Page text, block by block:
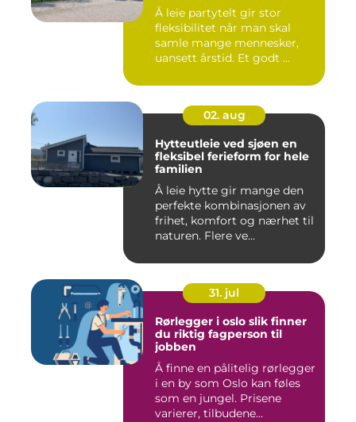
Å leie partytelt gir stor
fleksibilitet når man skal
samle mange mennesker,
uansett årstid. Et godt ...
02. aug
Hytteutleie ved sjøen en
fleksibel ferieform for hele
familien
Å leie hytte gir mange den
perfekte kombinasjonen av
frihet, komfort og nærhet til
naturen. Flere ve...
31. jul
Rørlegger i oslo slik finner
du riktig fagperson til
jobben
Å finne en pålitelig rørlegger
i en by som Oslo kan føles
som en jungel. Prisene
varierer, tilbudene...